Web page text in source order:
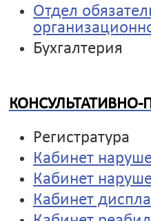
Отдел
Бухгалтерия
Регистратура
Кабинет
Кабинет
Кабинет